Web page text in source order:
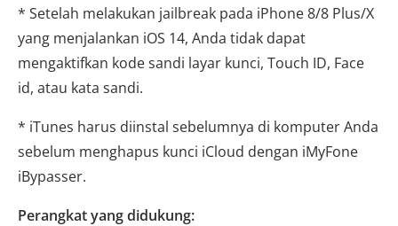
* Setelah melakukan jailbreak pada iPhone 8/8 Plus/X
yang menjalankan iOS 14, Anda tidak dapat
mengaktifkan kode sandi layar kunci, Touch ID, Face
id, atau kata sandi.
* iTunes harus diinstal sebelumnya di komputer Anda
sebelum menghapus kunci iCloud dengan iMyFone
iBypasser.
Perangkat yang didukung: